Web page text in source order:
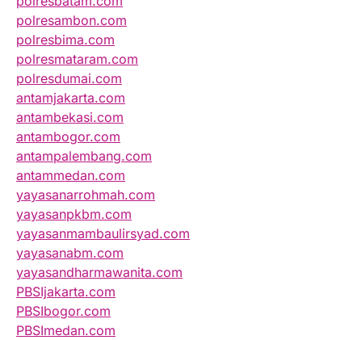
polresambon.com
polresbima.com
polresmataram.com
polresdumai.com
antamjakarta.com
antambekasi.com
antambogor.com
antampalembang.com
antammedan.com
yayasanarrohmah.com
yayasanpkbm.com
yayasanmambaulirsyad.com
yayasanabm.com
yayasandharmawanita.com
PBSIjakarta.com
PBSIbogor.com
PBSImedan.com